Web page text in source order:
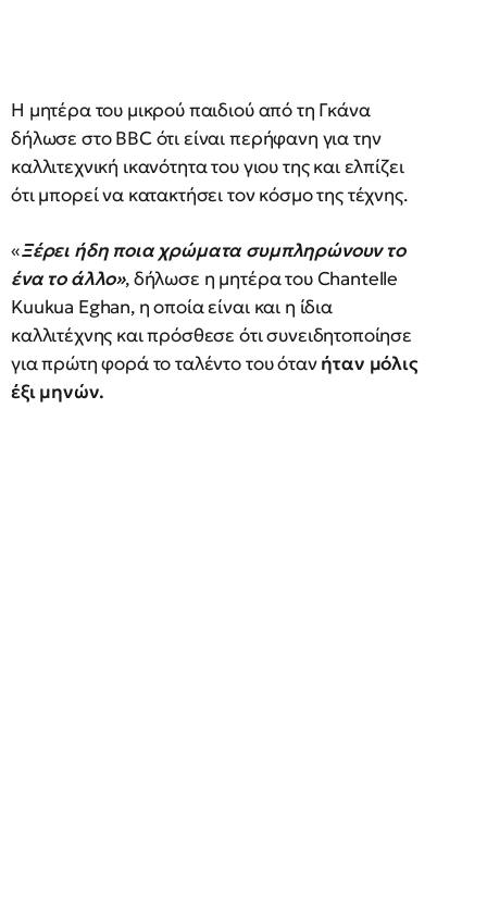
Η μητέρα του μικρού παιδιού από τη Γκάνα
δήλωσε στο BBC ότι είναι περήφανη για την
καλλιτεχνική ικανότητα του γιου της και ελπίζει
ότι μπορεί να κατακτήσει τον κόσμο της τέχνης.
«Ξέρει ήδη ποια χρώματα συμπληρώνουν το
ένα το άλλο», δήλωσε η μητέρα του Chantelle
Kuukua Eghan, η οποία είναι και η ίδια
καλλιτέχνης και πρόσθεσε ότι συνειδητοποίησε
για πρώτη φορά το ταλέντο του ότανήταν μόλις
έξι μηνών.